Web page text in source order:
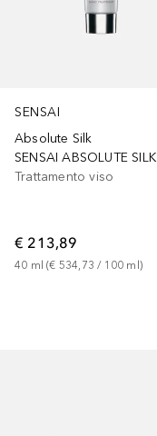
SENSAI
Absolute Silk
SENSAI ABSOLUTE SILK
Trattamento viso
€ 213,89
40 ml (€ 534,73 / 100 ml)